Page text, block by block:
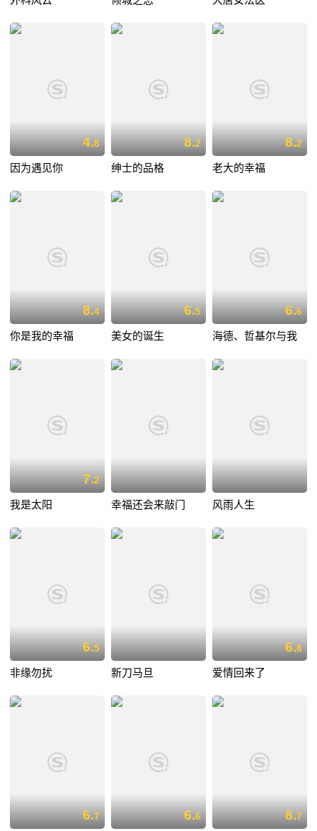
4.8
因为遇见你
8.2
绅士的品格
8.2
老大的幸福
8.4
你是我的幸福
6.5
美女的诞生
6.6
海德、哲基尔与我
7.2
我是太阳 幸福还会来敲门 风雨人生
6.5
非缘勿扰 新刀马旦
6.8
爱情回来了
6.7 6.6 8.7